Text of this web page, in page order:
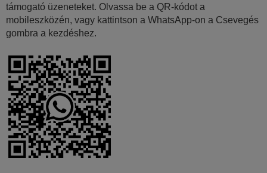
támogató üzeneteket. Olvassa be a QR-kódot a
mobileszközén, vagy kattintson a WhatsApp-on a Csevegés
gombra a kezdéshez.